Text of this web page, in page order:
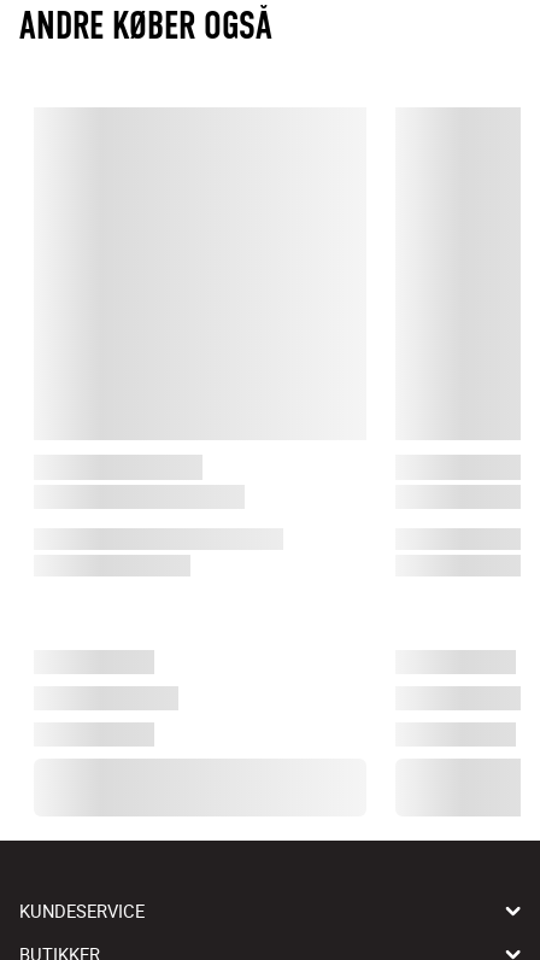
ANDRE KØBER OGSÅ
KUNDESERVICE
BUTIKKER